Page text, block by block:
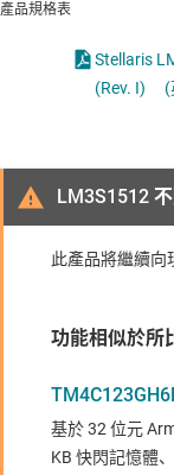
產品規格表
Stellaris
(Rev. I)
(
LM3S1512
此產品將繼續向
功能相似於所
基於 32 位元
KB 快閃記憶體